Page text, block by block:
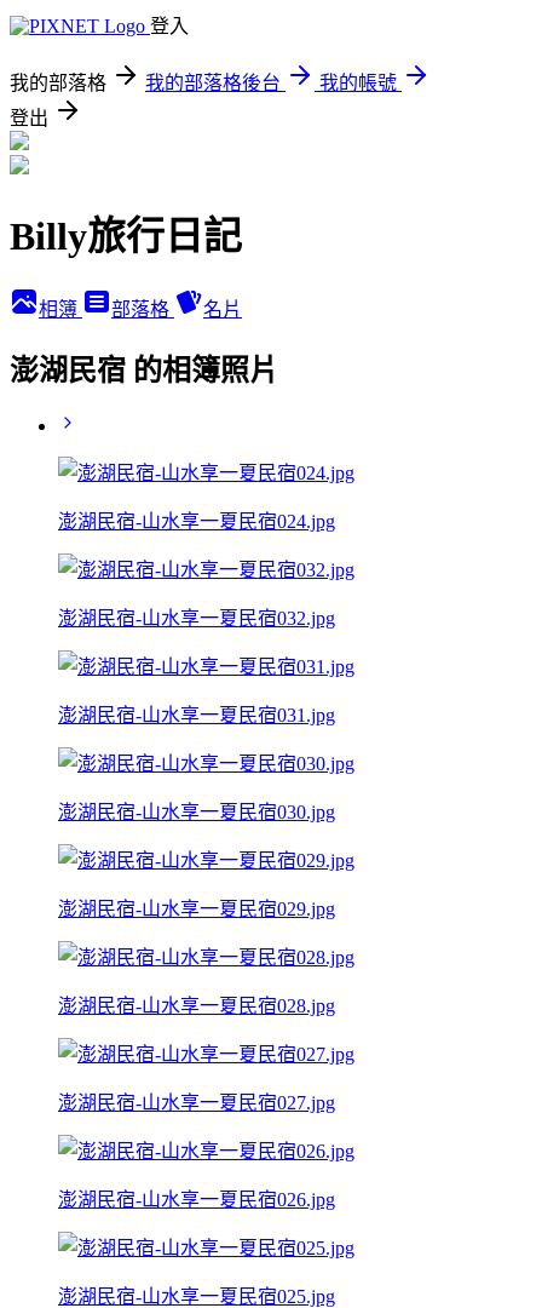
登入
我的部落格 我的部落格後台
我的帳號
登出
Billy旅行日記
相簿 部落格 名片
澎湖民宿 的相簿照片
澎湖民宿-山水享一夏民宿024.jpg
澎湖民宿-山水享一夏民宿032.jpg
澎湖民宿-山水享一夏民宿031.jpg
澎湖民宿-山水享一夏民宿030.jpg
澎湖民宿-山水享一夏民宿029.jpg
澎湖民宿-山水享一夏民宿028.jpg
澎湖民宿-山水享一夏民宿027.jpg
澎湖民宿-山水享一夏民宿026.jpg
澎湖民宿-山水享一夏民宿025.jpg